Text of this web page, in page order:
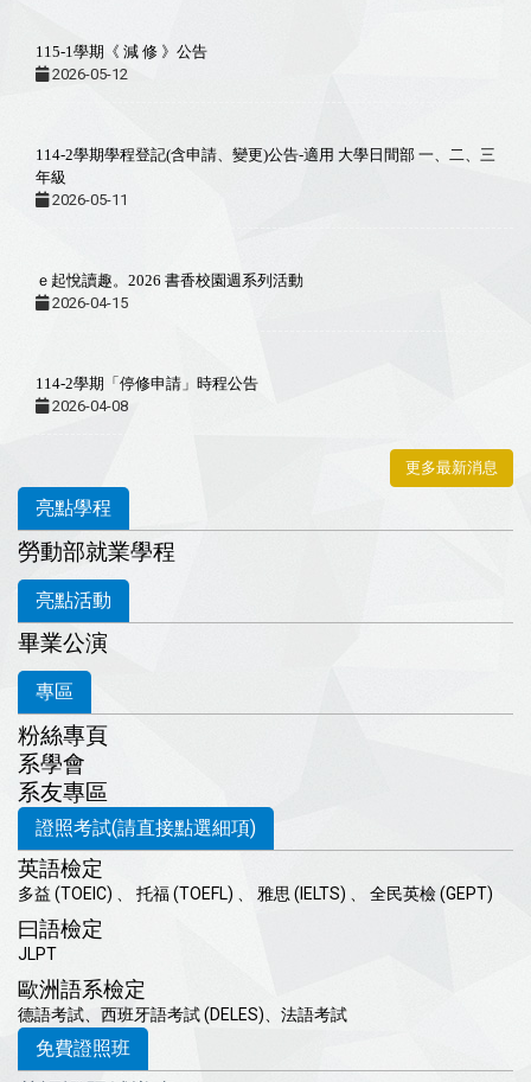
115-1學期《 減 修 》公告
2026-05-12
114-2學期學程登記(含申請、變更)公告-適用 大學日間部 一、二、三
年級
2026-05-11
ｅ起悅讀趣。2026 書香校園週系列活動
2026-04-15
114-2學期「停修申請」時程公告
2026-04-08
更多最新消息
亮點學程
勞動部就業學程
亮點活動
畢業公演
專區
粉絲專頁
系學會
系友專區
證照考試(請直接點選細項)
英語檢定
多益 (TOEIC) 、 托福 (TOEFL) 、 雅思 (IELTS) 、 全民英檢 (GEPT)
曰語檢定
JLPT
歐洲語系檢定
德語考試、 西班牙語考試 (DELES)、 法語考試
免費證照班